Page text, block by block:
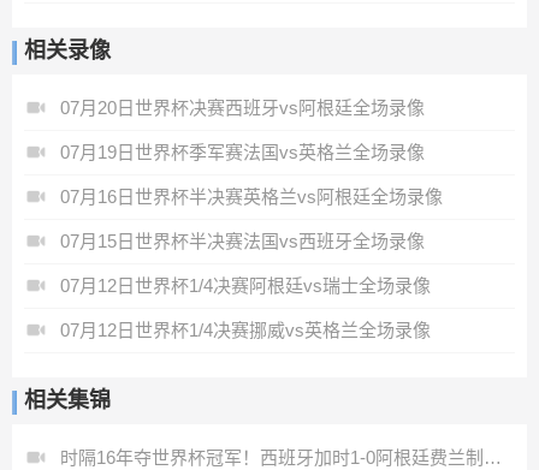
相关录像
07月20日世界杯决赛西班牙vs阿根廷全场录像
07月19日世界杯季军赛法国vs英格兰全场录像
07月16日世界杯半决赛英格兰vs阿根廷全场录像
07月15日世界杯半决赛法国vs西班牙全场录像
07月12日世界杯1/4决赛阿根廷vs瑞士全场录像
07月12日世界杯1/4决赛挪威vs英格兰全场录像
相关集锦
时隔16年夺世界杯冠军！西班牙加时1-0阿根廷费兰制胜恩佐染红